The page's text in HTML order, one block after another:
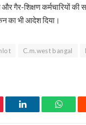
गैर-शिक्षण कर्मचारियों की
का भी आदेश दिया।
C.m.west bangal
LinkedIn